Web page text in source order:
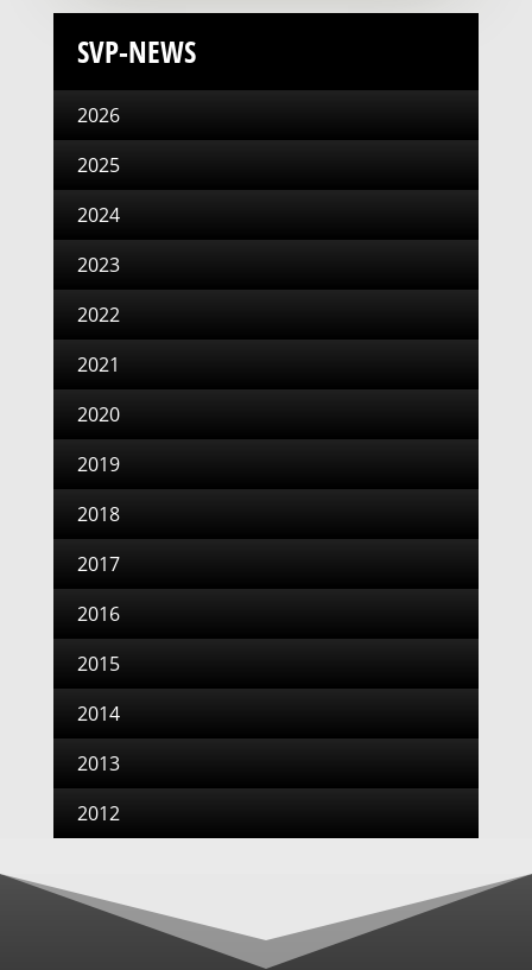
SVP-NEWS
2026
2025
2024
2023
2022
2021
2020
2019
2018
2017
2016
2015
2014
2013
2012